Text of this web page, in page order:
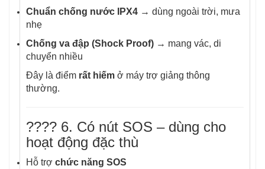
Chuẩn chống nước IPX4 → dùng ngoài trời, mưa
nhẹ
Chống va đập (Shock Proof) → mang vác, di
chuyển nhiều
Đây là điểm rất hiếm ở máy trợ giảng thông
thường.
???? 6. Có nút SOS – dùng cho
hoạt động đặc thù
Hỗ trợ chức năng SOS